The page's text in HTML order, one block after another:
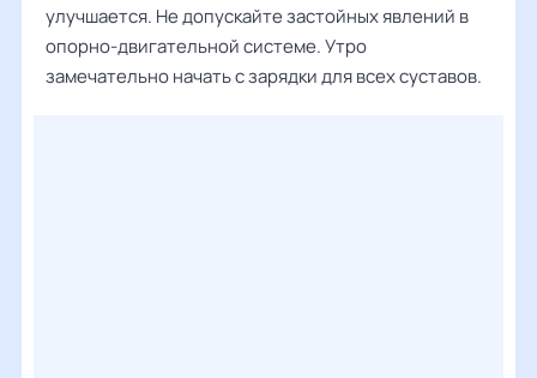
улучшается. Не допускайте застойных явлений в
опорно-двигательной системе. Утро
замечательно начать с зарядки для всех суставов.